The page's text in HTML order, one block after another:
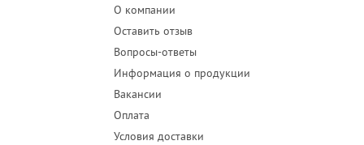
О компании
Оставить отзыв
Вопросы-ответы
Информация о продукции
Вакансии
Оплата
Условия доставки